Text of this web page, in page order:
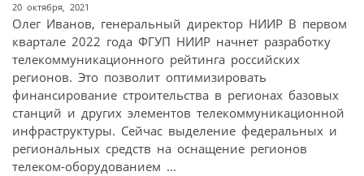
20 октября, 2021
Олег Иванов, генеральный директор НИИР В первом
квартале 2022 года ФГУП НИИР начнет разработку
телекоммуникационного рейтинга российских
регионов. Это позволит оптимизировать
финансирование строительства в регионах базовых
станций и других элементов телекоммуникационной
инфраструктуры. Сейчас выделение федеральных и
региональных средств на оснащение регионов
телеком-оборудованием ...